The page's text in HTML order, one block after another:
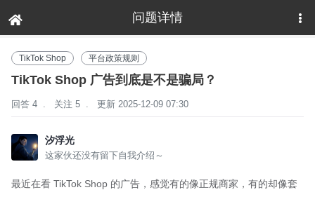
问题详情
下拉刷新
TikTok Shop 平台政策规则
TikTok Shop 广告到底是不是骗局？
回答 4 . 关注 5 . 更新 2025-12-09 07:30
汐浮光
这家伙还没有留下自我介绍～
最近在看 TikTok Shop 的广告，感觉有的像正规商家，有的却像套